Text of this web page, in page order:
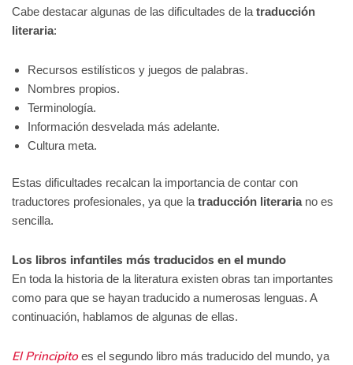
Cabe destacar algunas de las dificultades de la traducción
literaria:
Recursos estilísticos y juegos de palabras.
Nombres propios.
Terminología.
Información desvelada más adelante.
Cultura meta.
Estas dificultades recalcan la importancia de contar con
traductores profesionales, ya que la traducción literariano es
sencilla.
Los libros infantiles más traducidos en el mundo
En toda la historia de la literatura existen obras tan importantes
como para que se hayan traducido a numerosas lenguas. A
continuación, hablamos de algunas de ellas.
El Principito es el segundo libro más traducido del mundo, ya